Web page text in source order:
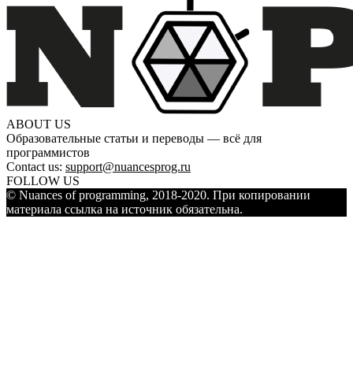
ABOUT US
Образовательные статьи и переводы — всё для
программистов
Contact us: support@nuancesprog.ru
FOLLOW US
© Nuances of programming, 2018-2020. При копировании
материала ссылка на источник обязательна.